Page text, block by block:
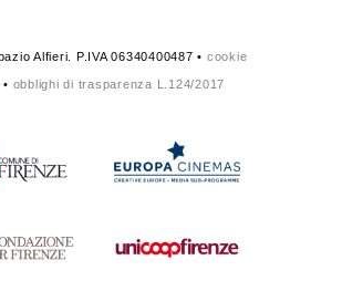
Alfieri. P.IVA 06340400487 • cookie
• obblighi di trasparenza L.124/2017